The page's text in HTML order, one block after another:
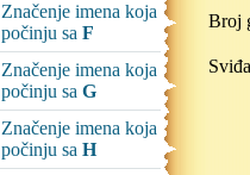
Značenje imena koja
počinju sa F
Značenje imena koja
počinju sa G
Značenje imena koja
počinju sa H
Broj